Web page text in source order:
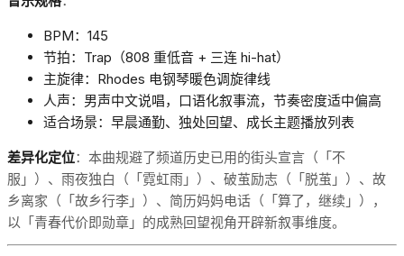
BPM：145
节拍：Trap（808 重低音 + 三连 hi-hat）
主旋律：Rhodes 电钢琴暖色调旋律线
人声：男声中文说唱，口语化叙事流，节奏密度适中偏高
适合场景：早晨通勤、独处回望、成长主题播放列表
差异化定位：本曲规避了频道历史已用的街头宣言（「不
服」）、雨夜独白（「霓虹雨」）、破茧励志（「脱茧」）、故
乡离家（「故乡行李」）、简历妈妈电话（「算了，继续」），
以「青春代价即勋章」的成熟回望视角开辟新叙事维度。